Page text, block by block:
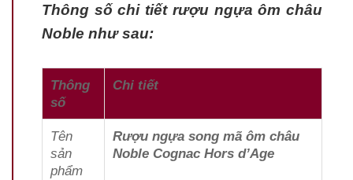
Thông số chi tiết rượu ngựa ôm châu
Noble như sau:
Thông
số
Chi tiết
Tên
sản
phẩm
Rượu ngựa song mã ôm châu
Noble Cognac Hors d’Age